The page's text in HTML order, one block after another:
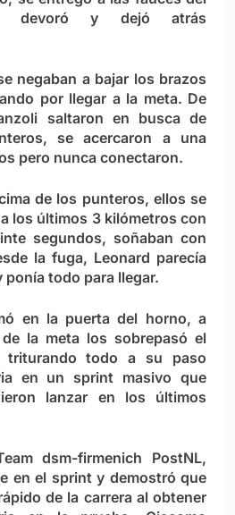
devoró y dejó atrás
negaban a bajar los brazos
por llegar a la meta. De
saltaron en busca de
se acercaron a una
pero nunca conectaron.
de los punteros, ellos se
los últimos 3 kilómetros con
segundos, soñaban con
la fuga, Leonard parecía
todo para llegar.
en la puerta del horno, a
la meta los sobrepasó el
triturando todo a su paso
en un sprint masivo que
lanzar en los últimos
dsm-firmenich PostNL,
en el sprint y demostró que
de la carrera al obtener